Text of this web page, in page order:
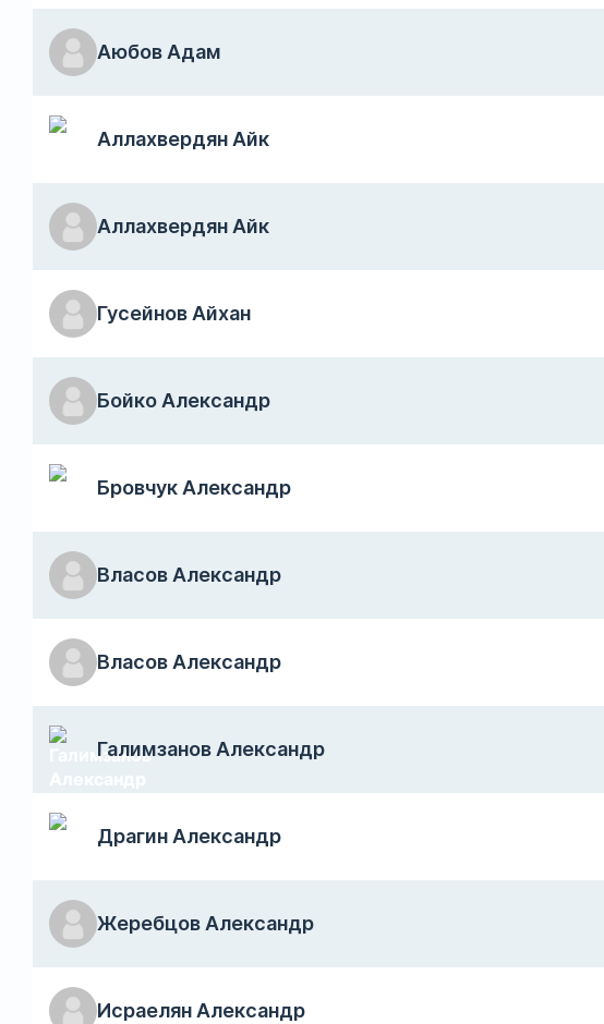
Аюбов Адам
Аллахвердян Айк
Аллахвердян Айк
Гусейнов Айхан
Бойко Александр
Бровчук Александр
Власов Александр
Власов Александр
Галимзанов Александр
Драгин Александр
Жеребцов Александр
Исраелян Александр